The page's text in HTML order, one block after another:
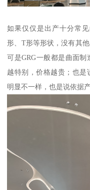
如果仅仅是出产十分常
形、T形等形状，没有其
可是GRG一般都是曲面
越特别，价格越贵；也是
明显不一样，也是说依据